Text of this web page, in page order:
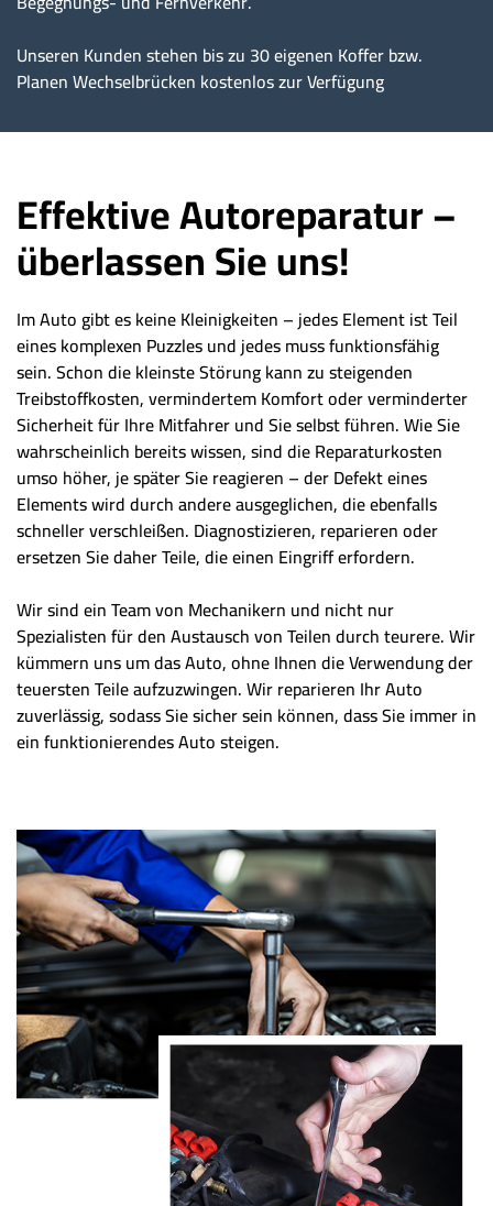
Unseren Kunden stehen bis zu 30 eigenen Koffer bzw.
Planen Wechselbrücken kostenlos zur Verfügung
Effektive Autoreparatur –
überlassen Sie uns!
Im Auto gibt es keine Kleinigkeiten – jedes Element ist Teil
eines komplexen Puzzles und jedes muss funktionsfähig
sein. Schon die kleinste Störung kann zu steigenden
Treibstoffkosten, vermindertem Komfort oder verminderter
Sicherheit für Ihre Mitfahrer und Sie selbst führen. Wie Sie
wahrscheinlich bereits wissen, sind die Reparaturkosten
umso höher, je später Sie reagieren – der Defekt eines
Elements wird durch andere ausgeglichen, die ebenfalls
schneller verschleißen. Diagnostizieren, reparieren oder
ersetzen Sie daher Teile, die einen Eingriff erfordern.
Wir sind ein Team von Mechanikern und nicht nur
Spezialisten für den Austausch von Teilen durch teurere. Wir
kümmern uns um das Auto, ohne Ihnen die Verwendung der
teuersten Teile aufzuzwingen. Wir reparieren Ihr Auto
zuverlässig, sodass Sie sicher sein können, dass Sie immer in
ein funktionierendes Auto steigen.